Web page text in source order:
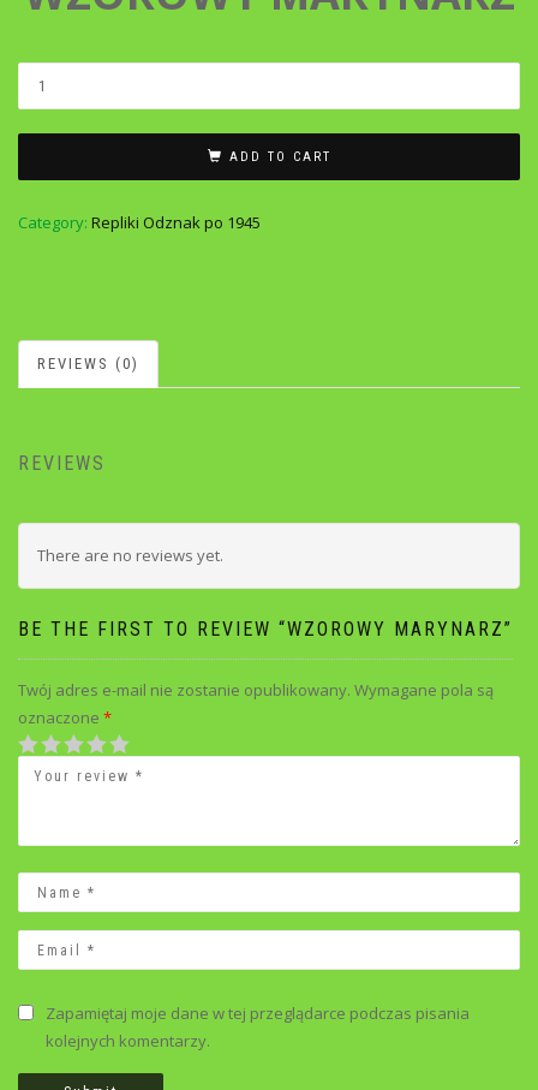
ADD TO CART
Category: Repliki Odznak po 1945
REVIEWS (0)
REVIEWS
There are no reviews yet.
BE THE FIRST TO REVIEW “WZOROWY MARYNARZ”
Twój adres e-mail nie zostanie opublikowany. Wymagane pola są
oznaczone *
1
2
3
4
5
Zapamiętaj moje dane w tej przeglądarce podczas pisania
kolejnych komentarzy.